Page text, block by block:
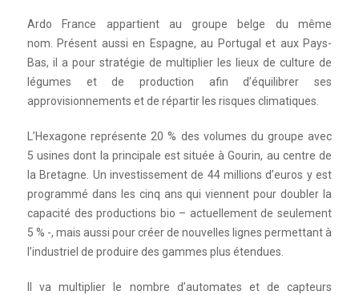
Ardo France appartient au groupe belge du même
nom. Présent aussi en Espagne, au Portugal et aux Pays-
Bas, il a pour stratégie de multiplier les lieux de culture de
légumes et de production afin d’équilibrer ses
approvisionnements et de répartir les risques climatiques.
L’Hexagone représente 20 % des volumes du groupe avec
5 usines dont la principale est située à Gourin, au centre de
la Bretagne. Un investissement de 44 millions d’euros y est
programmé dans les cinq ans qui viennent pour doubler la
capacité des productions bio – actuellement de seulement
5 % -, mais aussi pour créer de nouvelles lignes permettant à
l’industriel de produire des gammes plus étendues.
Il va multiplier le nombre d’automates et de capteurs